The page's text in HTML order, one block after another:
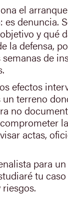
el
es denuncia.
y qué
la defensa,
de
efectos
terreno
no
actas,
para
tu